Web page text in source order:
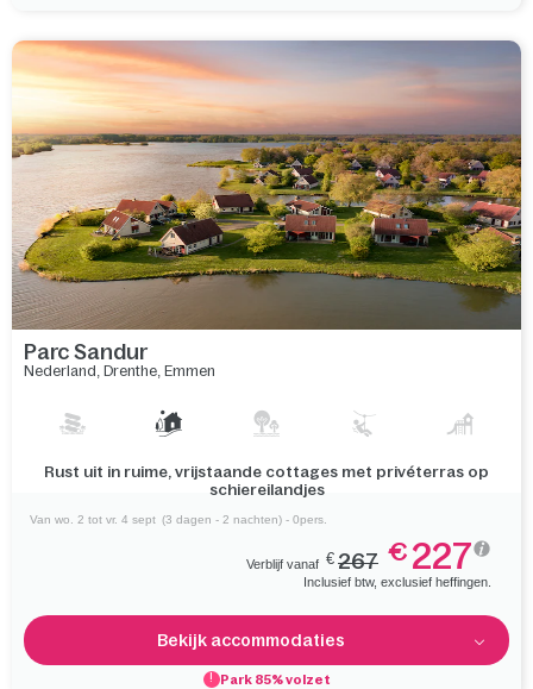
Parc Sandur
Nederland , Drenthe, Emmen
Verblijf naast De Grote Rietplas en verken de historische
hunebedden in de buurt
Van wo. 2 tot vr. 4 sept (3 dagen - 2 nachten) - 0pers.
Verblijf vanaf € 267 € 227
Inclusief btw, exclusief heffingen.
Bekijk accommodaties
Park 85% volzet